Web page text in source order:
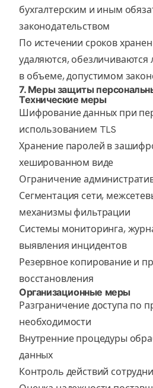
бухгалтерским и иным
законодательством
По истечении сроков
удаляются, обезличиваются
в объеме, допустимом
7. Меры защиты
Технические меры
Шифрование данных при
использованием TLS
Хранение паролей в
хешированном виде
Ограничение
Сегментация сети,
механизмы фильтрации
Системы мониторинга,
выявления инцидентов
Резервное копирование и
восстановления
Организационные меры
Разграничение доступа по
необходимости
Внутренние процедуры
данных
Контроль действий